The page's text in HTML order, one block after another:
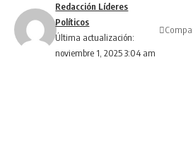
Última actualización:
noviembre 1, 2025 3:04 am
Redacción Líderes
Políticos